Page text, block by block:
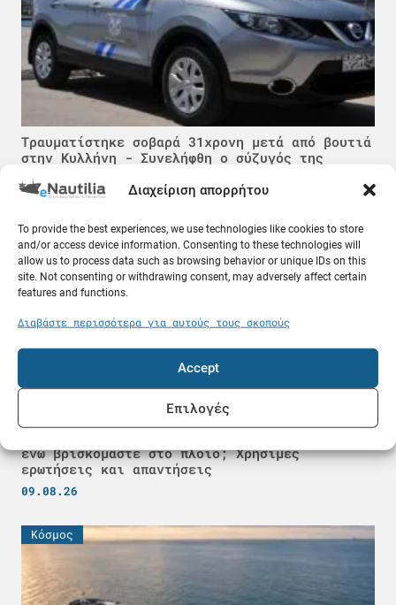
Διαχείριση απορρήτου
To provide the best experiences, we use technologies like cookies to store
and/or access device information. Consenting to these technologies will
allow us to process data such as browsing behavior or unique IDs on this
site. Not consenting or withdrawing consent, may adversely affect certain
features and functions.
Διαβάστε περισσότερα για αυτούς τους σκοπούς
Accept
Επιλογές
Τραυματίστηκε σοβαρά 31χρονη μετά από βουτιά
στην Κυλλήνη - Συνελήφθη ο σύζυγός της
09.08.26
Γνώσεις
ενώ βρισκόμαστε στο πλοίο; Χρήσιμες
ερωτήσεις και απαντήσεις
09.08.26
Κόσμος